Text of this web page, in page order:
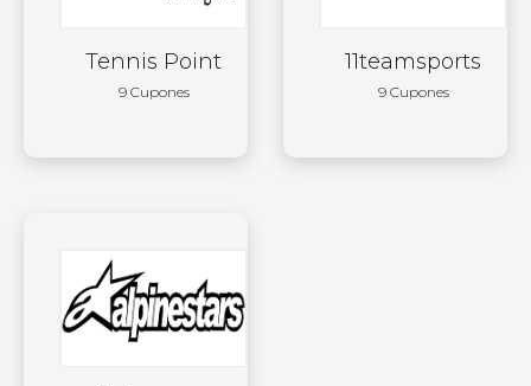
Tennis Point
9 Cupones
11teamsports
9 Cupones